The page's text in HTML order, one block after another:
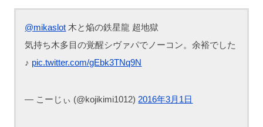
@mikaslot 木と焔の鉄星龍 超地獄
気持ち木多目の覚醒シヴァパでノーコン。余裕でした
♪ pic.twitter.com/gEbk3TNq9N
— こーじぃ (@kojikimi1012) 2016年3月1日